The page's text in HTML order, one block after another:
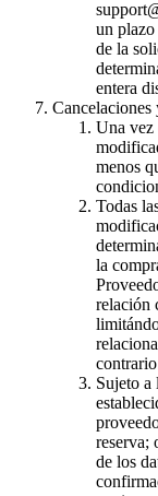
un plazo
de la
entera
Cancelaciones
Una vez
menos
Todas
la
relación
Sujeto a
reserva;
de los